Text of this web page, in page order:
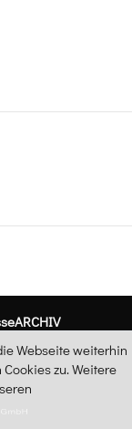
ARCHIV
Webseite weiterhin
zu. Weitere